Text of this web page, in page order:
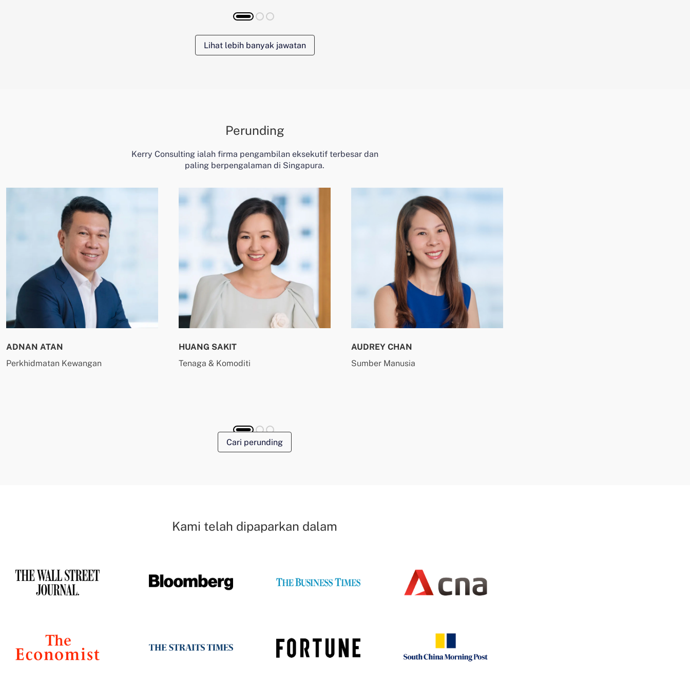
Lihat lebih banyak jawatan
Perunding
Kerry Consulting ialah firma pengambilan eksekutif terbesar dan
paling berpengalaman di Singapura.
ADNAN ATAN
Perkhidmatan Kewangan
HUANG SAKIT
Tenaga & Komoditi
AUDREY CHAN
Sumber Manusia
Cari perunding
Kami telah dipaparkan dalam